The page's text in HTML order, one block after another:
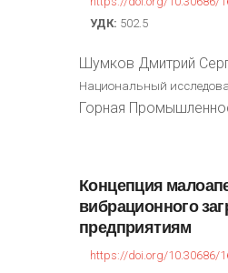
УДК: 502.5
Шумков Дмитрий
Национальный
Горная
Концепция
вибрационного
предприятиям
https://doi.org/10.30686/